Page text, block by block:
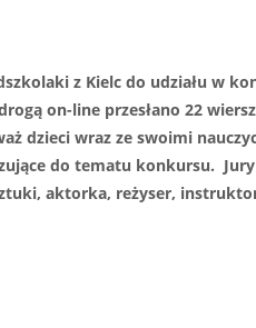
z Kielc do udziału w
on-line przesłano 22
dzieci wraz ze swoimi
do tematu konkursu.
aktorka, reżyser,